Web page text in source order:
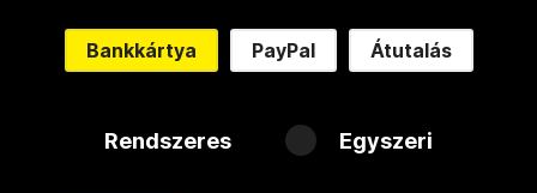
Bankkártya PayPal Átutalás
Rendszeres Egyszeri